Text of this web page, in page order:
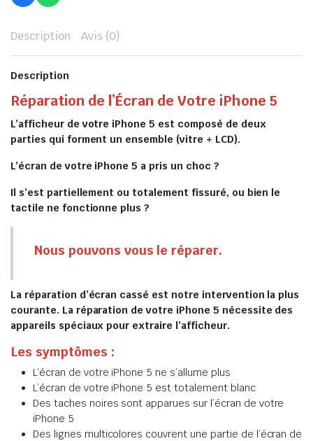
Description Avis (0)
Description
Réparation de l’Écran de Votre iPhone 5
L’afficheur de votre iPhone 5 est composé de deux
parties qui forment un ensemble (vitre + LCD).
L’écran de votre iPhone 5 a pris un choc ?
Il s’est partiellement ou totalement fissuré, ou bien le
tactile ne fonctionne plus ?
Nous pouvons vous le réparer.
La réparation d’écran cassé est notre intervention la plus
courante. La réparation de votre iPhone 5 nécessite des
appareils spéciaux pour extraire l’afficheur.
Les symptômes :
L’écran de votre iPhone 5 ne s’allume plus
L’écran de votre iPhone 5 est totalement blanc
Des taches noires sont apparues sur l’écran de votre
iPhone 5
Des lignes multicolores couvrent une partie de l’écran de